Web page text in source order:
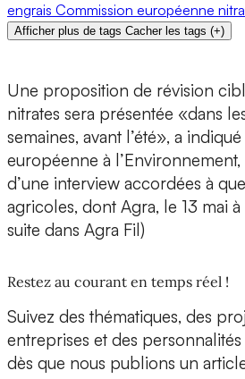
engrais Commission européenne
Afficher plus de tags Cacher les tags (+)
Une proposition de révision
nitrates sera présentée «dans
semaines, avant l’été», a
européenne à
d’une interview accordées à
agricoles, dont Agra, le 13 mai
suite dans Agra Fil)
Restez au courant en temps réel !
Suivez des thématiques, des
entreprises et des
dès que nous publions un